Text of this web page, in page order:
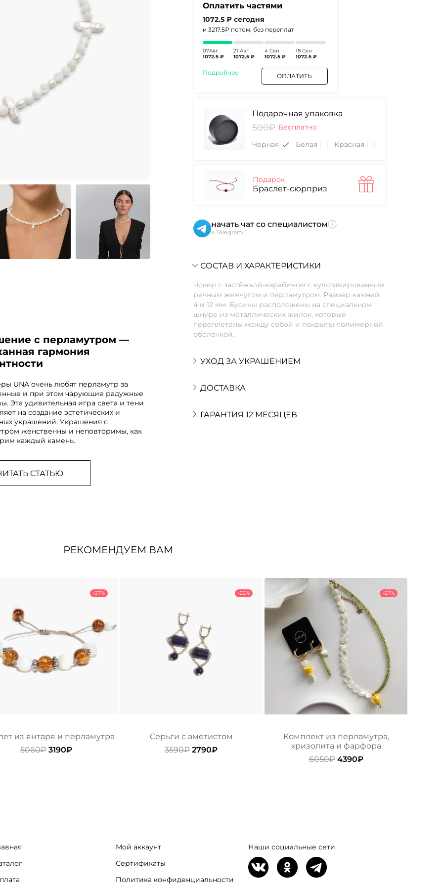
с перламутром —
гармония
UNA очень любят перламутр за
и при этом чарующие радужные
Эта удивительная игра света и тени
на создание эстетических и
украшений. Украшения с
женственны и неповторимы, как
каждый камень.
СТАТЬЮ
Оплатить частями
1072.5 ₽ сегодня
и 3217.5₽ потом, без переплат
07Авг
1072.5 ₽
21 Авг
1072.5 ₽
4 Сен
1072.5 ₽
18 Сен
1072.5 ₽
Подробнее ОПЛАТИТЬ
Подарочная упаковка
500₽ Бесплатно
Черная
Белая Красная
Подарок
Браслет-сюрприз
начать чат со специалистом
в Telegram
СОСТАВ И ХАРАКТЕРИСТИКИ
Чокер с застёжкой-карабином с культивированным
речным жемчугом и перламутром. Размер камней
4 и 12 мм. Бусины расположены на специальном
шнуре из металлических жилок, которые
переплетены между собой и покрыты полимерной
оболочкой.
УХОД ЗА УКРАШЕНИЕМ
ДОСТАВКА
ГАРАНТИЯ 12 МЕСЯЦЕВ
РЕКОМЕНДУЕМ ВАМ
-37%
из янтаря и перламутра
5060₽ Первоначальная
3190₽Текущая
-22%
Серьги с аметистом
3590₽ Первоначальная
2790₽Текущая
-27%
Комплект из перламутра,
хризолита и фарфора
6050₽ Первоначальная
4390₽Текущая
Мой аккаунт
Сертификаты
Политика конфиденциальности
Наши социальные сети